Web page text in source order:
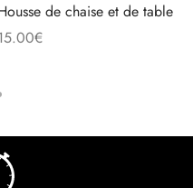
de chaise et de table
€